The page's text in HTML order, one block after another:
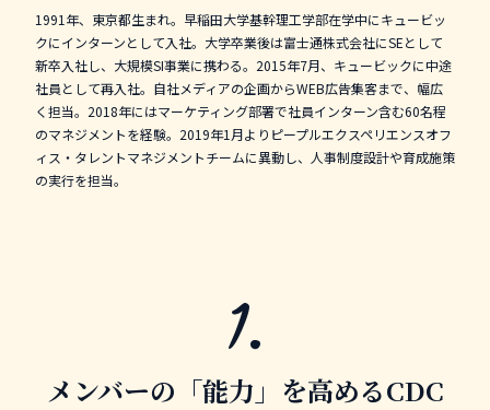
1991年、東京都生まれ。早稲田大学基幹理工学部在学中にキュービッ
クにインターンとして入社。大学卒業後は富士通株式会社にSEとして
新卒入社し、大規模SI事業に携わる。2015年7月、キュービックに中途
社員として再入社。自社メディアの企画からWEB広告集客まで、幅広
く担当。2018年にはマーケティング部署で社員インターン含む60名程
のマネジメントを経験。2019年1月よりピープルエクスペリエンスオフ
ィス・タレントマネジメントチームに異動し、人事制度設計や育成施策
の実行を担当。
メンバーの「能力」を高めるCDC